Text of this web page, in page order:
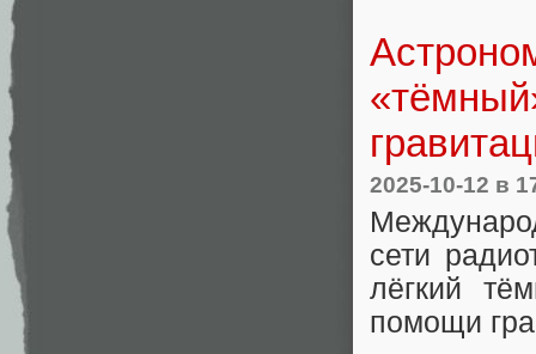
2025-10-12 в
сети
лёгкий
помощи